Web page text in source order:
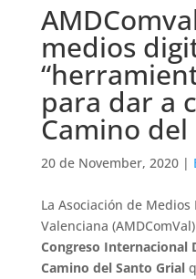
medios
para dar a
Camino
20 de November, 2020|
La Asociación de
Valenciana
Congreso Internacional
Camino del Santo Grial